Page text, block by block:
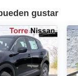
gustar